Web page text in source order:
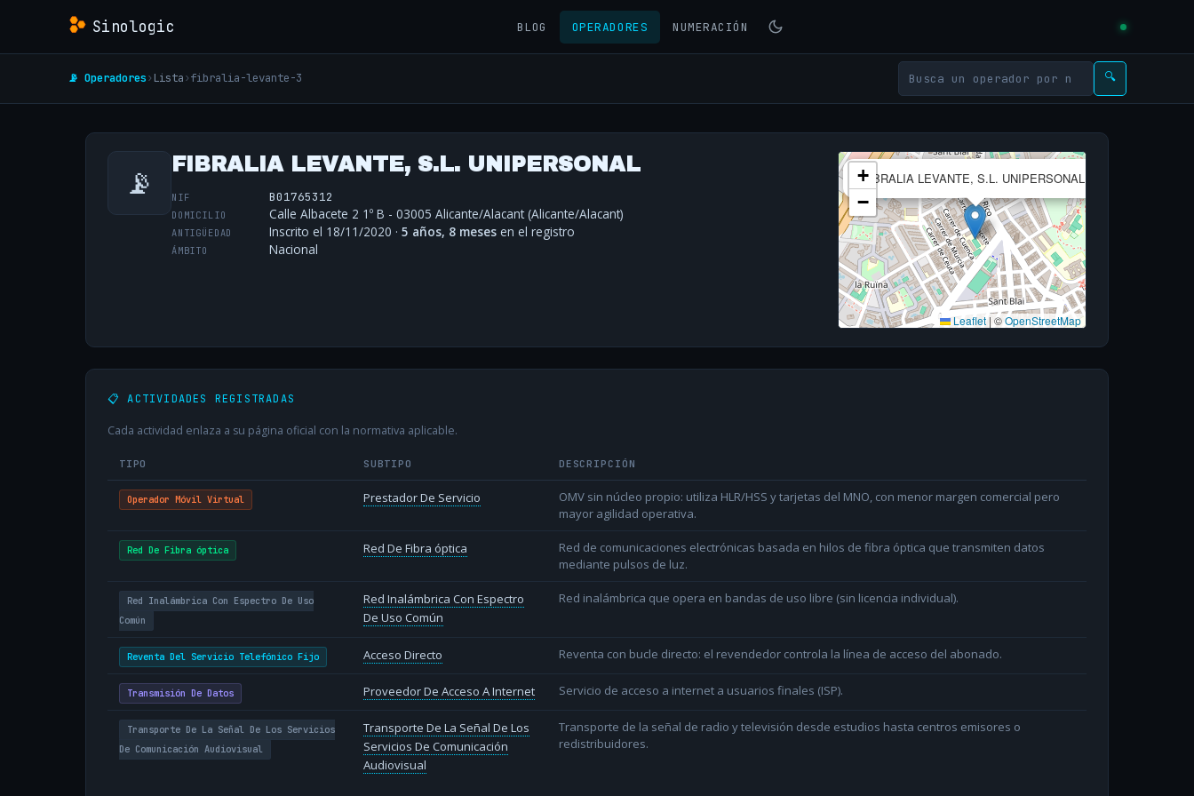
Sinologic BLOG OPERADORES NUMERACIÓN
📡 Operadores› Lista›fibralia-levante-3 🔍
📡 FIBRALIA LEVANTE, S.L. UNIPERSONAL
NIF B01765312
DOMICILIO Calle Albacete 2 1º B - 03005 Alicante/Alacant (Alicante/Alacant)
ANTIGÜEDAD Inscrito el 18/11/2020 · 5 años, 8 meses en el registro
ÁMBITO Nacional
FIBRALIA LEVANTE, S.L. UNIPERSONAL
+
−
Leaflet | ©OpenStreetMap
📋 ACTIVIDADES REGISTRADAS
Cada actividad enlaza a su página oficial con la normativa aplicable.
TIPO SUBTIPO DESCRIPCIÓN
Operador Móvil Virtual Prestador De Servicio
OMV sin núcleo propio: utiliza HLR/HSS y tarjetas del MNO, con menor margen comercial pero
mayor agilidad operativa.
Red De Fibra óptica Red De Fibra óptica
Red de comunicaciones electrónicas basada en hilos de fibra óptica que transmiten datos
mediante pulsos de luz.
Red Inalámbrica Con Espectro De Uso
Común
Red Inalámbrica Con Espectro
De Uso Común
Red inalámbrica que opera en bandas de uso libre (sin licencia individual).
Reventa Del Servicio Telefónico Fijo Acceso Directo Reventa con bucle directo: el revendedor controla la línea de acceso del abonado.
Transmisión De Datos Proveedor De Acceso A Internet Servicio de acceso a internet a usuarios finales (ISP).
Transporte De La Señal De Los Servicios
De Comunicación Audiovisual
Transporte De La Señal De Los
Servicios De Comunicación
Audiovisual
Transporte de la señal de radio y televisión desde estudios hasta centros emisores o
redistribuidores.